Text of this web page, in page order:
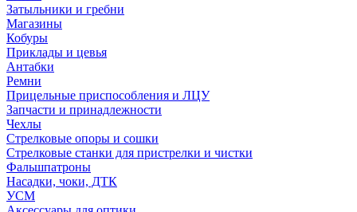
Затыльники и гребни
Магазины
Кобуры
Приклады и цевья
Антабки
Ремни
Прицельные приспособления и ЛЦУ
Запчасти и принадлежности
Чехлы
Стрелковые опоры и сошки
Стрелковые станки для пристрелки и чистки
Фальшпатроны
Насадки, чоки, ДТК
УСМ